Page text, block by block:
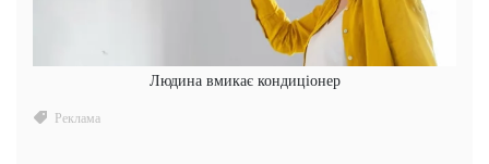
Людина вмикає кондиціонер